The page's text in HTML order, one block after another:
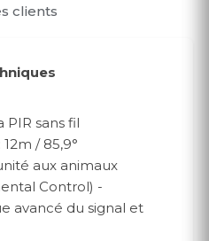
clients
sans fil
/ 85,9°
aux animaux
Control) -
avancé du signal et